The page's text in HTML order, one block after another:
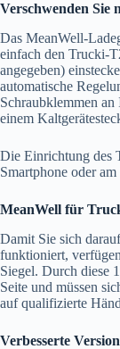
Verschwenden Sie
Das MeanWell-
einfach den Trucki-
angegeben)
automatische
Schraubklemmen
einem
Die Einrichtung des
Smartphone oder
MeanWell für
Damit Sie sich
funktioniert,
Siegel. Durch diese
Seite und müssen
auf qualifizierte
Verbesserte Version